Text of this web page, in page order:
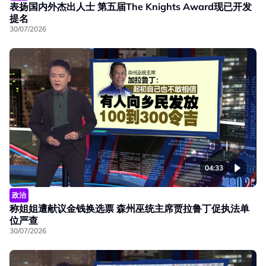
表扬国内外杰出人士 第五届The Knights Award现已开发
提名
30/07/2026
04:33
政治
称姐姐遭献议金钱换选票 森州巫统主席贾拉鲁丁促执法单
位严查
30/07/2026